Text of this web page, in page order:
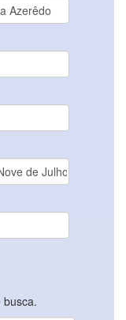
busca.